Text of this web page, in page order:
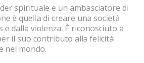
spirituale e un ambasciatore di
è quella di creare una società
e dalla violenza. È riconosciuto a
il suo contributo alla felicità
nel mondo.